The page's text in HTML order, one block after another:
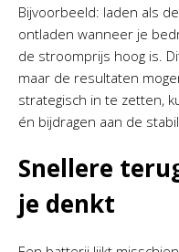
Bijvoorbeeld: laden als
ontladen wanneer je
de stroomprijs hoog is.
maar de resultaten
strategisch in te zetten,
én bijdragen aan de
Snellere
je denkt